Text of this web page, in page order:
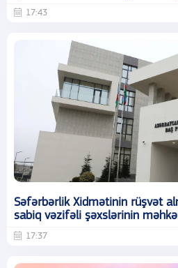
17:43
Səfərbərlik Xidmətinin rüşvət
sabiq vəzifəli şəxslərinin
17:37